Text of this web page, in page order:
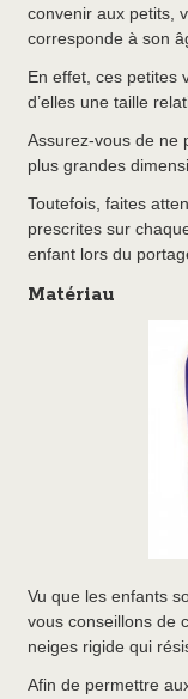
convenir aux petits,
corresponde à son
En effet, ces petites
d’elles une taille
Assurez-vous de ne
plus grandes
Toutefois, faites
prescrites sur
enfant lors du
Matériau
Vu que les enfants
vous conseillons de
neiges rigide qui
Afin de permettre